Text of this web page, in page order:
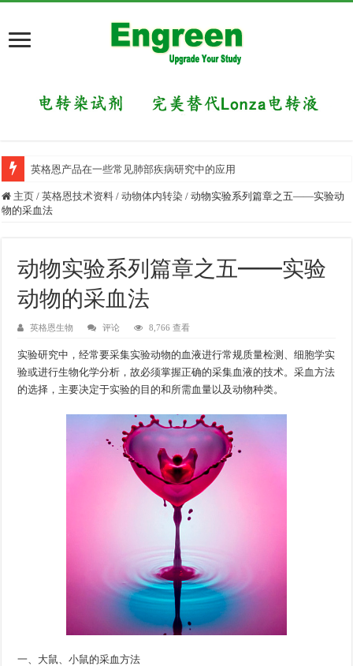
英格恩产品在一些常见肺部疾病研究中的应用
主页 / 英格恩技术资料 / 动物体内转染 / 动物实验系列篇章之五——实验动
物的采血法
动物实验系列篇章之五——实验
动物的采血法
英格恩生物 评论 8,766 查看
实验研究中，经常要采集实验动物的血液进行常规质量检测、细胞学实
验或进行生物化学分析，故必须掌握正确的采集血液的技术。采血方法
的选择，主要决定于实验的目的和所需血量以及动物种类。
一、大鼠、小鼠的采血方法